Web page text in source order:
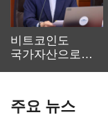
비트코인도
국가자산으로…'
주요 뉴스